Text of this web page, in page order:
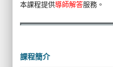
本課程提供導師解答服務。
課程簡介